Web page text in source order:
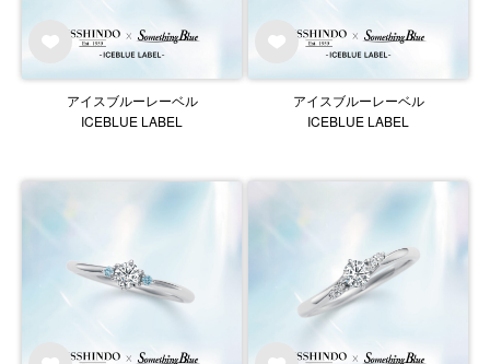
アイスブルーレーベル
ICEBLUE LABEL
アイスブルーレーベル
ICEBLUE LABEL